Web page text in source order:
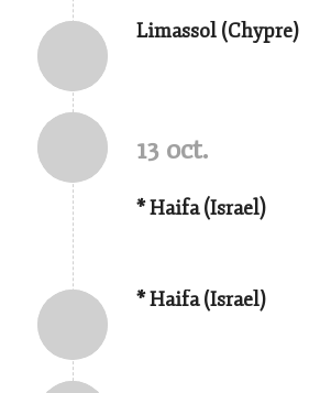
Limassol (Chypre)
13 oct.
* Haifa (Israel)
* Haifa (Israel)